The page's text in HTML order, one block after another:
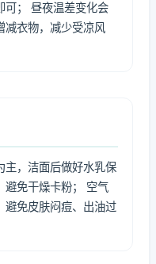
可； 昼夜温差变化会
减衣物，减少受凉风
主，洁面后做好水乳保
避免干燥卡粉； 空气
避免皮肤闷痘、出油过